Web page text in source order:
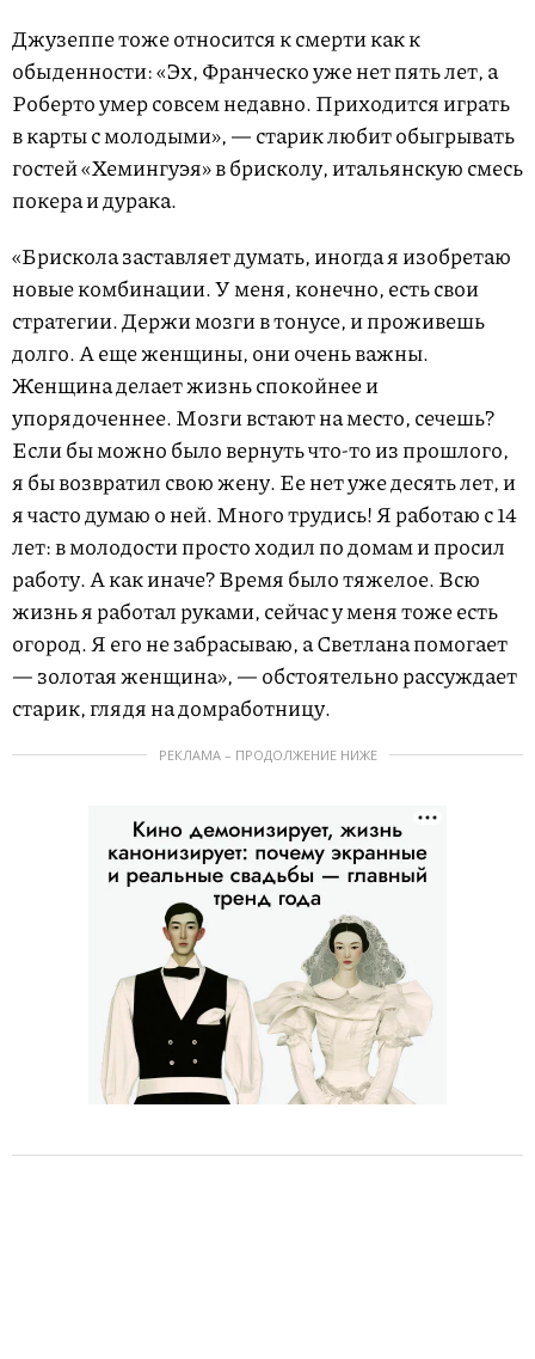
Джузеппе тоже относится к смерти как к
обыденности: «Эх, Франческо уже нет пять лет, а
Роберто умер совсем недавно. Приходится играть
в карты с молодыми», — старик любит обыгрывать
гостей «Хемингуэя» в брисколу, итальянскую смесь
покера и дурака.
«Брискола заставляет думать, иногда я изобретаю
новые комбинации. У меня, конечно, есть свои
стратегии. Держи мозги в тонусе, и проживешь
долго. А еще женщины, они очень важны.
Женщина делает жизнь спокойнее и
упорядоченнее. Мозги встают на место, сечешь?
Если бы можно было вернуть что-то из прошлого,
я бы возвратил свою жену. Ее нет уже десять лет, и
я часто думаю о ней. Много трудись! Я работаю с 14
лет: в молодости просто ходил по домам и просил
работу. А как иначе? Время было тяжелое. Всю
жизнь я работал руками, сейчас у меня тоже есть
огород. Я его не забрасываю, а Светлана помогает
— золотая женщина», — обстоятельно рассуждает
старик, глядя на домработницу.
РЕКЛАМА – ПРОДОЛЖЕНИЕ НИЖЕ